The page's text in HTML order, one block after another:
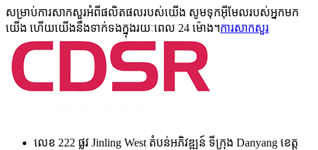
សម្រាប់ការសាកសួរអំពីផលិតផលរបស់យើង សូមទុកអ៊ីមែលរបស់អ្នកមក
យើង ហើយយើងនឹងទាក់ទងក្នុងរយៈពេល 24 ម៉ោង។ការសាកសួរ
លេខ 222 ផ្លូវ Jinling West តំបន់អភិវឌ្ឍន៍ ទីក្រុង Danyang ខេត្ត